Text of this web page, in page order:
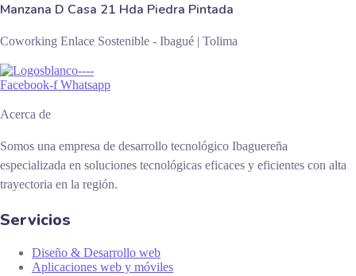
Manzana D Casa 21 Hda Piedra Pintada
Coworking Enlace Sostenible - Ibagué | Tolima
Facebook-f Whatsapp
Acerca de
Somos una empresa de desarrollo tecnológico Ibaguereña
especializada en soluciones tecnológicas eficaces y eficientes con alta
trayectoria en la región.
Servicios
Diseño & Desarrollo web
Aplicaciones web y móviles